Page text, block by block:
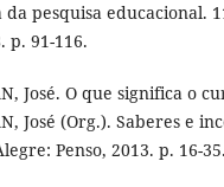
pesquisa educacional.
p. 91-116.
José. O que significa o
José (Org.). Saberes e
Penso, 2013. p. 16-35.